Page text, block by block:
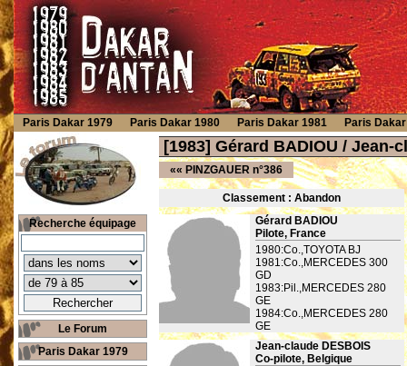
[1983] Gérard BADIOU / Jean-
«« PINZGAUER n°386
Classement : Abandon
Gérard BADIOU
Pilote, France
1980:Co.,TOYOTA BJ
1981:Co.,MERCEDES 300
GD
1983:Pil.,MERCEDES 280
GE
1984:Co.,MERCEDES 280
GE
Jean-claude DESBOIS
Co-pilote, Belgique
Recherche équipage
Le Forum
Paris Dakar 1979
Paris Dakar 1979 Paris Dakar 1980 Paris Dakar 1981 Paris